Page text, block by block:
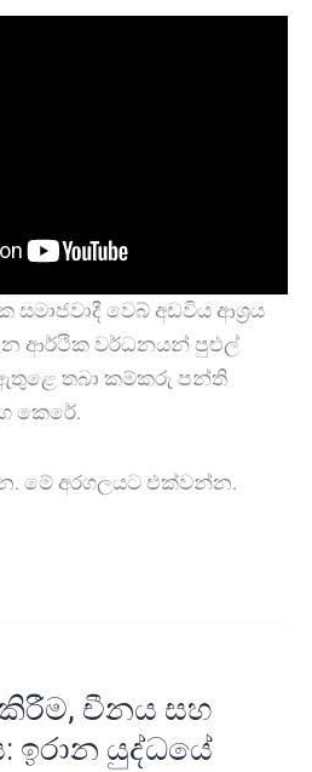
වෙබ් අඩවිය ආශ්‍රය
ආර්ථික වර්ධනයන් පුළුල්
ඇතුළෙ තබා කම්කරු පන්ති
කෙරේ.
මේ අරගලයට එක්වන්න.
චීනය සහ
යුද්ධයේ